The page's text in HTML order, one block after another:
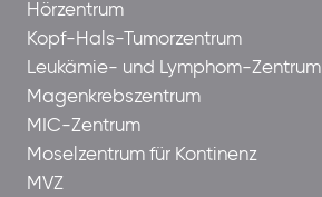
Hörzentrum
Kopf-Hals-Tumorzentrum
Leukämie- und Lymphom-Zentrum
Magenkrebszentrum
MIC-Zentrum
Moselzentrum für Kontinenz
MVZ